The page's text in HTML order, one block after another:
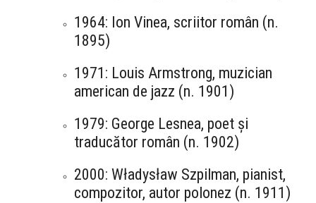
1964: Ion Vinea, scriitor român (n.
1895)
1971: Louis Armstrong, muzician
american de jazz (n. 1901)
1979: George Lesnea, poet și
traducător român (n. 1902)
2000: Władysław Szpilman, pianist,
compozitor, autor polonez (n. 1911)